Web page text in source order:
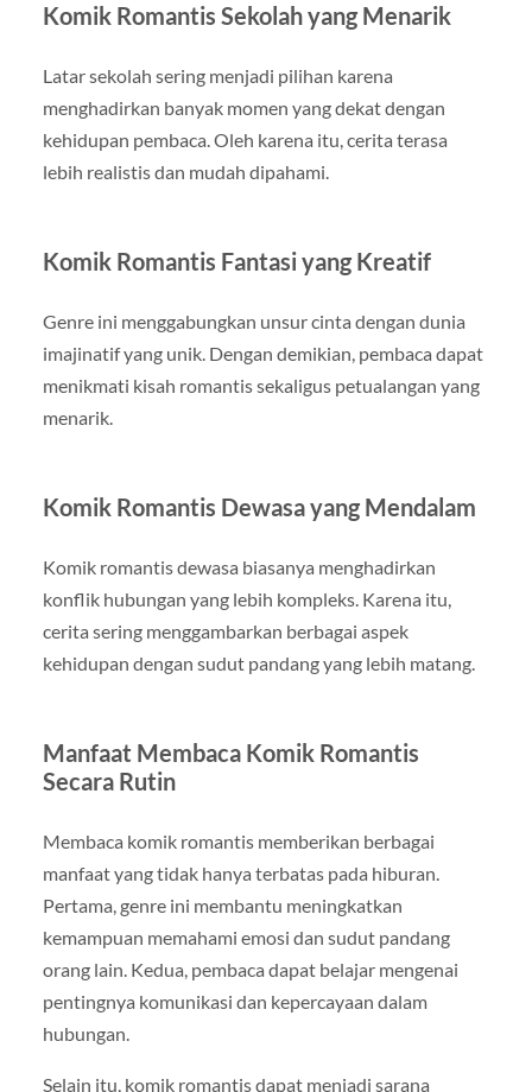
Komik Romantis Sekolah yang Menarik
Latar sekolah sering menjadi pilihan karena
menghadirkan banyak momen yang dekat dengan
kehidupan pembaca. Oleh karena itu, cerita terasa
lebih realistis dan mudah dipahami.
Komik Romantis Fantasi yang Kreatif
Genre ini menggabungkan unsur cinta dengan dunia
imajinatif yang unik. Dengan demikian, pembaca dapat
menikmati kisah romantis sekaligus petualangan yang
menarik.
Komik Romantis Dewasa yang Mendalam
Komik romantis dewasa biasanya menghadirkan
konflik hubungan yang lebih kompleks. Karena itu,
cerita sering menggambarkan berbagai aspek
kehidupan dengan sudut pandang yang lebih matang.
Manfaat Membaca Komik Romantis
Secara Rutin
Membaca komik romantis memberikan berbagai
manfaat yang tidak hanya terbatas pada hiburan.
Pertama, genre ini membantu meningkatkan
kemampuan memahami emosi dan sudut pandang
orang lain. Kedua, pembaca dapat belajar mengenai
pentingnya komunikasi dan kepercayaan dalam
hubungan.
Selain itu, komik romantis dapat menjadi sarana